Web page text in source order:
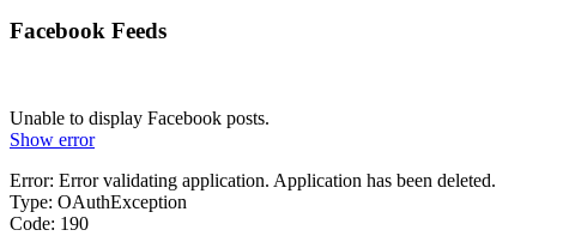
Facebook Feeds
Unable to display Facebook posts.
Show error
Error: Error validating application. Application has been deleted.
Type: OAuthException
Code: 190